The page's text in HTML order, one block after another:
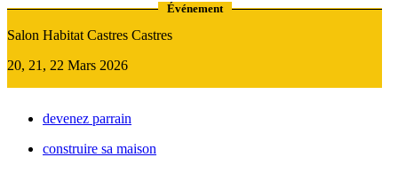
Événement
Salon Habitat Castres Castres
20, 21, 22 Mars 2026
devenez parrain
construire sa maison